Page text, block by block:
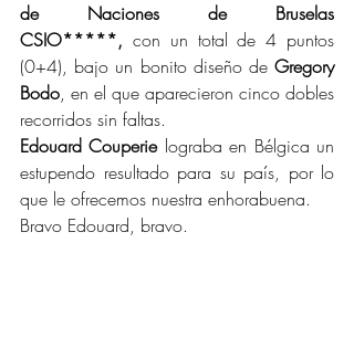
de Naciones de Bruselas
CSIO*****, con un total de 4 puntos
(0+4), bajo un bonito diseño de Gregory
Bodo, en el que aparecieron cinco dobles
recorridos sin faltas.
Edouard Couperie lograba en Bélgica un
estupendo resultado para su país, por lo
que le ofrecemos nuestra enhorabuena.
Bravo Edouard, bravo.